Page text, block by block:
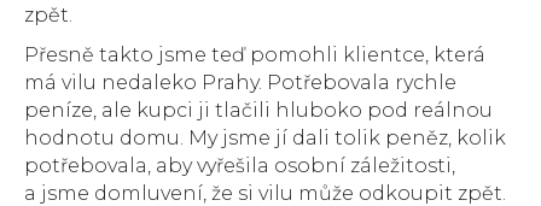
zpět.
Přesně takto jsme teď pomohli klientce, která
má vilu nedaleko Prahy. Potřebovala rychle
peníze, ale kupci ji tlačili hluboko pod reálnou
hodnotu domu. My jsme jí dali tolik peněz, kolik
potřebovala, aby vyřešila osobní záležitosti,
a jsme domluvení, že si vilu může odkoupit zpět.